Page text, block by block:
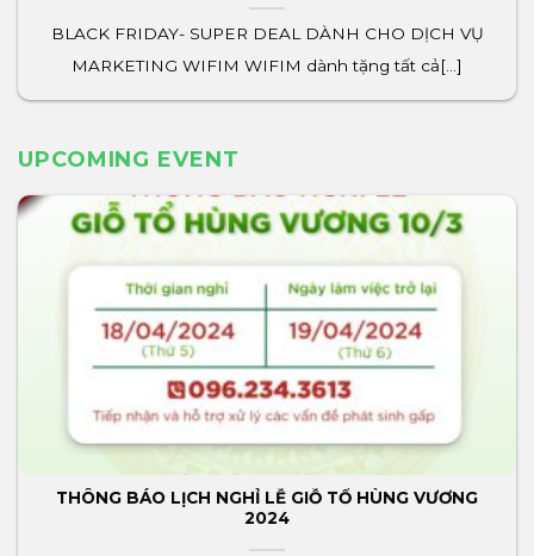
BLACK FRIDAY- SUPER DEAL DÀNH CHO DỊCH VỤ
MARKETING WIFIM WIFIM dành tặng tất cả[...]
UPCOMING EVENT
THÔNG BÁO LỊCH NGHỈ LỄ GIỖ TỔ HÙNG VƯƠNG
2024